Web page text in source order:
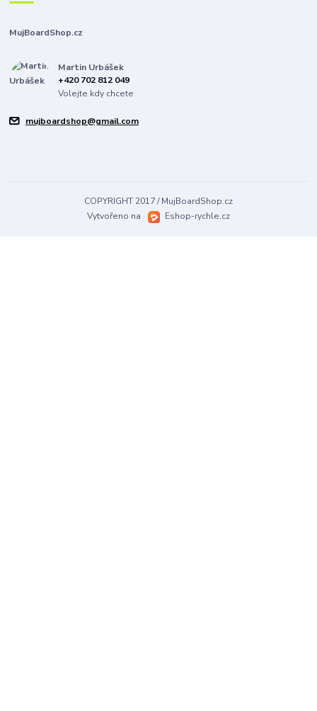
MujBoardShop.cz
Martin Urbášek
+420 702 812 049
Volejte kdy chcete
mujboardshop@gmail.com
COPYRIGHT 2017 / MujBoardShop.cz
Vytvořeno na
Eshop-rychle.cz